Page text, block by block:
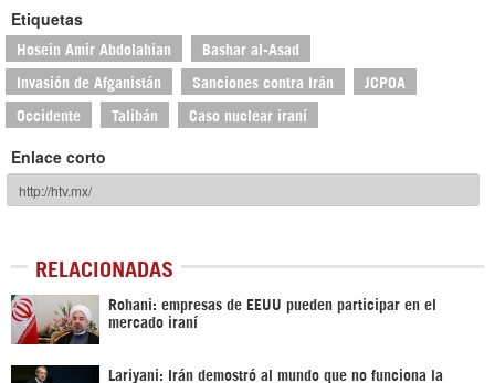
Etiquetas
Hosein Amir Abdolahian Bashar al-Asad
Invasión de Afganistán Sanciones contra Irán JCPOA
Occidente Talibán Caso nuclear iraní
Enlace corto
RELACIONADAS
Rohani: empresas de EEUU pueden participar en el
mercado iraní
Lariyani: Irán demostró al mundo que no funciona la